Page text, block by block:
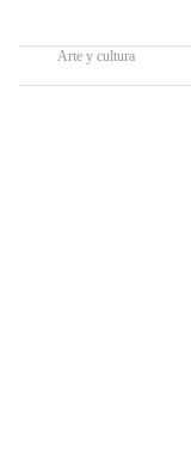
Arte y cultura